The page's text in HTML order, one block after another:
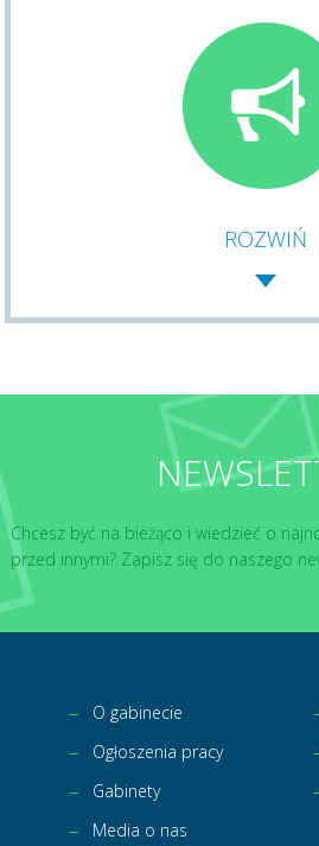
ROZWIŃ
Chcesz być na bieżąco i wiedzieć o
przed innymi? Zapisz się do naszego
O gabinecie
Ogłoszenia pracy
Gabinety
Media o nas